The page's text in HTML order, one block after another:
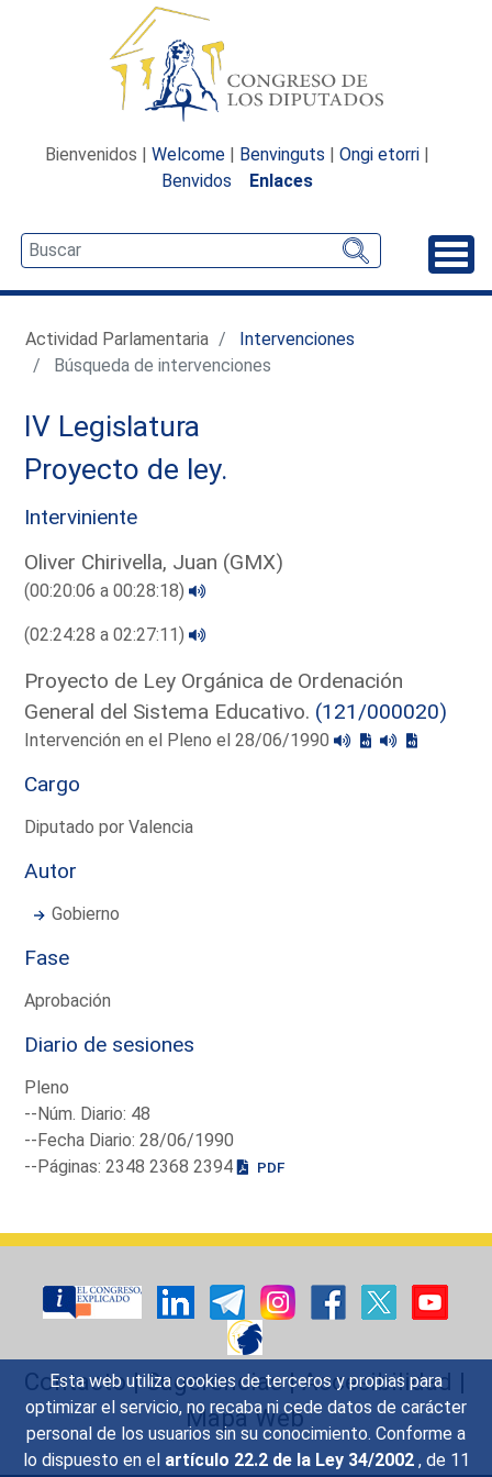
Esta web utiliza cookies de terceros y propias para
optimizar el servicio, no recaba ni cede datos de carácter
personal de los usuarios sin su conocimiento. Conforme a
lo dispuesto en el artículo 22.2 de la Ley 34/2002 , de 11
Bienvenidos | Welcome | Benvinguts | Ongi etorri |
Benvidos
Enlaces
Actividad Parlamentaria
Intervenciones
Búsqueda de intervenciones
IV Legislatura
Proyecto de ley.
Interviniente
Oliver Chirivella, Juan (GMX)
(00:20:06 a 00:28:18)
(02:24:28 a 02:27:11)
Proyecto de Ley Orgánica de Ordenación
General del Sistema Educativo. (121/000020)
Intervención en el Pleno el 28/06/1990
Cargo
Diputado por Valencia
Autor
Gobierno
Fase
Aprobación
Diario de sesiones
Pleno
--Núm. Diario: 48
--Fecha Diario: 28/06/1990
--Páginas: 2348 2368 2394
PDF
Contacto|Sugerencias|Accesibilidad |
Mapa Web